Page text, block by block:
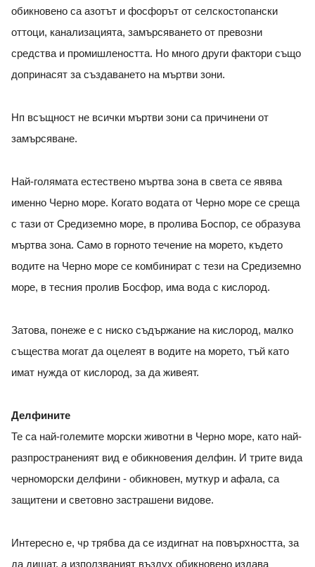
обикновено са азотът и фосфорът от селскостопански
оттоци, канализацията, замърсяването от превозни
средства и промишлеността. Но много други фактори също
допринасят за създаването на мъртви зони.
Нп всъщност не всички мъртви зони са причинени от
замърсяване.
Най-голямата естествено мъртва зона в света се явява
именно Черно море. Когато водата от Черно море се среща
с тази от Средиземно море, в пролива Боспор, се образува
мъртва зона. Само в горното течение на морето, където
водите на Черно море се комбинират с тези на Средиземно
море, в тесния пролив Босфор, има вода с кислород.
Затова, понеже е с ниско съдържание на кислород, малко
същества могат да оцелеят в водите на морето, тъй като
имат нужда от кислород, за да живеят.
Делфините
Те са най-големите морски животни в Черно море, като най-
разпространеният вид е обикновения делфин. И трите вида
черноморски делфини - обикновен, муткур и афала, са
защитени и световно застрашени видове.
Интересно е, чр трябва да се издигнат на повърхността, за
да дишат, а използваният въздух обикновено издава